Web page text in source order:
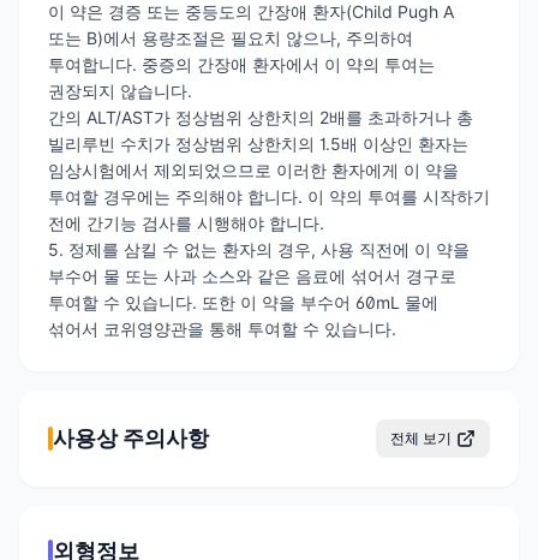
이 약은 경증 또는 중등도의 간장애 환자(Child Pugh A
또는 B)에서 용량조절은 필요치 않으나, 주의하여
투여합니다. 중증의 간장애 환자에서 이 약의 투여는
권장되지 않습니다.
간의 ALT/AST가 정상범위 상한치의 2배를 초과하거나 총
빌리루빈 수치가 정상범위 상한치의 1.5배 이상인 환자는
임상시험에서 제외되었으므로 이러한 환자에게 이 약을
투여할 경우에는 주의해야 합니다. 이 약의 투여를 시작하기
전에 간기능 검사를 시행해야 합니다.
5. 정제를 삼킬 수 없는 환자의 경우, 사용 직전에 이 약을
부수어 물 또는 사과 소스와 같은 음료에 섞어서 경구로
투여할 수 있습니다. 또한 이 약을 부수어 60mL 물에
섞어서 코위영양관을 통해 투여할 수 있습니다.
사용상 주의사항 전체 보기
외형정보